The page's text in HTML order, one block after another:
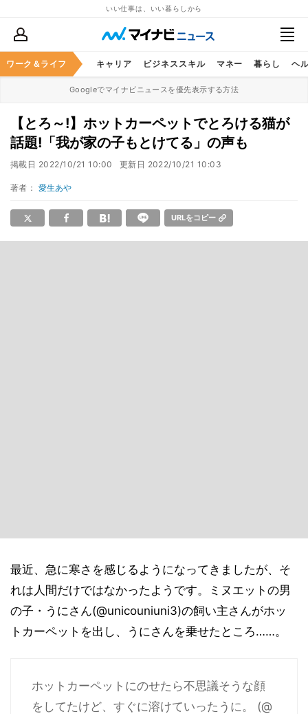
いい仕事は、いい暮らしから
ワーク＆ライフ キャリア ビジネススキル マネー 暮らし ヘ
Googleでマイナビニュースを優先表示する方法
【とろ～!】ホットカーペットでとろける猫が
話題!「我が家の子もとけてる」の声も
掲載日 2022/10/21 10:00 更新日 2022/10/21 10:03
著者： 愛生あや
URLをコピー
最近、急に寒さを感じるようになってきましたが、そ
れは人間だけではなかったようです。ミヌエットの男
の子・うにさん(@unicouniuni3)の飼い主さんがホッ
トカーペットを出し、うにさんを乗せたところ……。
ホットカーペットにのせたら不思議そうな顔
をしてたけど、すぐに溶けていったうに。 (@